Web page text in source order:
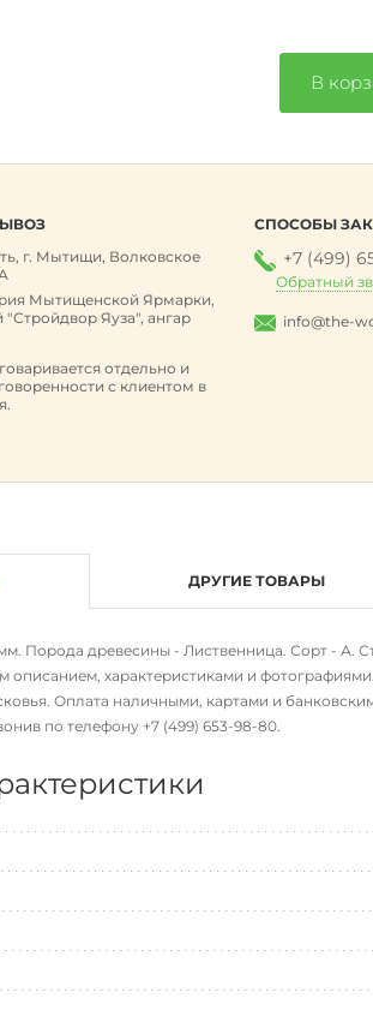
В
г. Мытищи, Волковское
Мытищенской Ярмарки,
"Стройдвор Яуза", ангар
отдельно и
с клиентом в
СПОСОБЫ
+7 (499)
Обратный
info@the-
Порода древесины - Лиственница. Сорт - А.
описанием, характеристиками и
Оплата наличными, картами и
по телефону +7 (499) 653-98-80.
ДРУГИЕ ТОВАРЫ